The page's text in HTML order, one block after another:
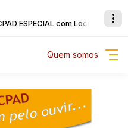
ESPECIAL com Locutor
- Imensurável
Quem somos